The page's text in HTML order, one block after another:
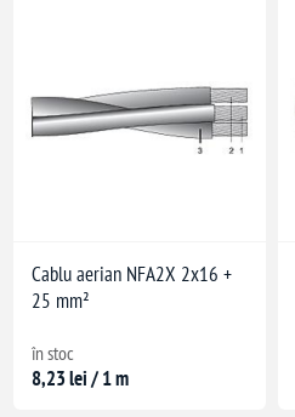
Cablu aerian NFA2X 2x16 +
25 mm²
în stoc
8,23 lei / 1 m